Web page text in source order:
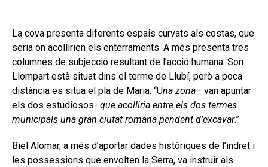
La cova presenta diferents espais curvats als costas, que
seria on acollirien els enterraments. A més presenta tres
columnes de subjecció resultant de l’acció humana. Son
Llompart està situat dins el terme de Llubí, però a poca
distància es situa el pla de Maria. “Una zona– van apuntar
els dos estudiosos- que acolliria entre els dos termes
municipals una gran ciutat romana pendent d’excavar.”
Biel Alomar, a més d’aportar dades històriques de l’indret i
les possessions que envolten la Serra, va instruir als